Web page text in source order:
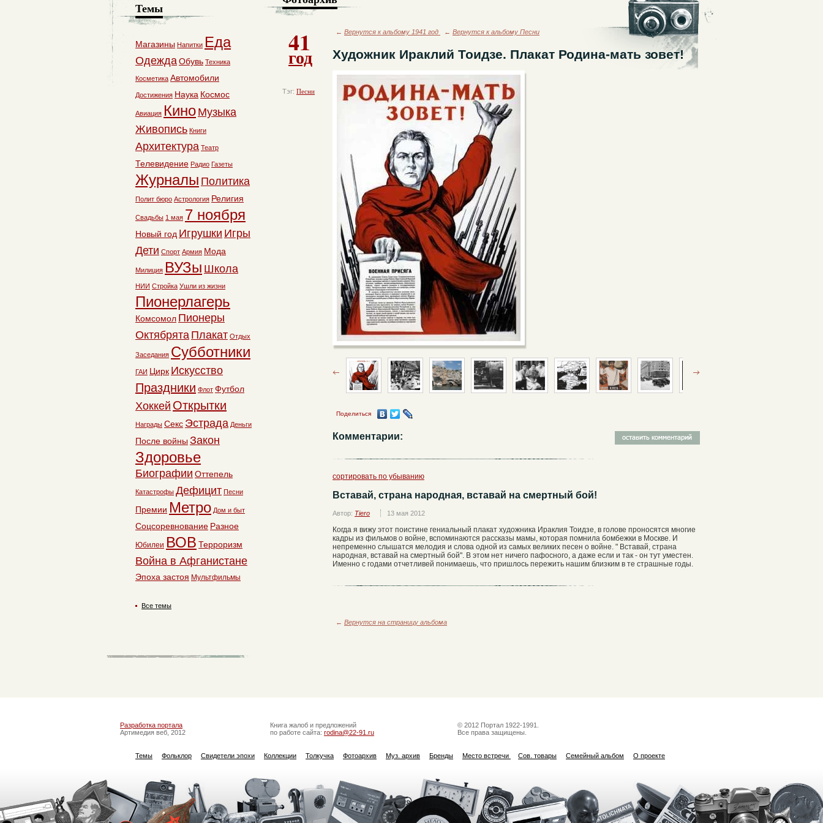
41
год
Тэг: Песни
← Вернутся к альбому 1941 год ← Вернутся к альбому Песни
Художник Ираклий Тоидзе. Плакат Родина-мать зовет!
Поделиться
Комментарии:
сортировать по убыванию
Вставай, страна народная, вставай на смертный бой!
Автор: Tiero 13 мая 2012
Когда я вижу этот поистине гениальный плакат художника Ираклия Тоидзе, в голове проносятся многие
кадры из фильмов о войне, вспоминаются рассказы мамы, которая помнила бомбежки в Москве. И
непременно слышатся мелодия и слова одной из самых великих песен о войне. " Вставай, страна
народная, вставай на смертный бой". В этом нет ничего пафосного, а даже если и так - он тут уместен.
Именно с годами отчетливей понимаешь, что пришлось пережить нашим близким в те страшные годы.
← Вернутся на страницу альбома
Темы
Магазины Напитки Еда
ОдеждаОбувь Техника
Косметика Автомобили
Достижения Наука Космос
Авиация Кино Музыка
Живопись Книги
Архитектура Театр
Телевидение Радио Газеты
Журналы Политика
Полит бюро Астрология Религия
Свадьбы 1 мая 7 ноября
Новый год Игрушки Игры
Дети Спорт Армия Мода
Милиция ВУЗы Школа
НИИ Стройка Ушли из жизни
Пионерлагерь
Комсомол Пионеры
Октябрята Плакат Отдых
Заседания Субботники
ГАИ Цирк Искусство
Праздники Флот Футбол
Хоккей Открытки
Награды Секс Эстрада Деньги
После войны Закон
Здоровье
Биографии Оттепель
Катастрофы Дефицит Песни
Премии Метро Дом и быт
Соцсоревнование Разное
Юбилеи ВОВ Терроризм
Война в Афганистане
Эпоха застоя Мультфильмы
Все темы
Разработка портала
Артимедия веб, 2012
Книга жалоб и предложений
по работе сайта: rodina@22-91.ru
© 2012 Портал 1922-1991.
Все права защищены.
Темы Фольклор Свидетели эпохи Коллекции Толкучка Фотоархив Муз. архив Бренды Место встречи Сов. товары Семейный альбом О проекте